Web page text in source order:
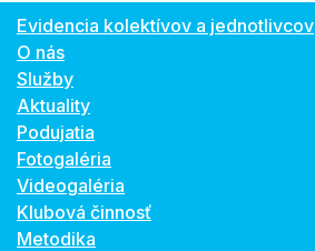
Evidencia kolektívov a jednotlivcov
O nás
Služby
Aktuality
Podujatia
Fotogaléria
Videogaléria
Klubová činnosť
Metodika